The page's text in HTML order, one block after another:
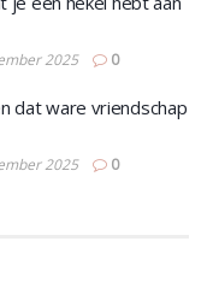
2025 0
dat ware vriendschap
2025 0